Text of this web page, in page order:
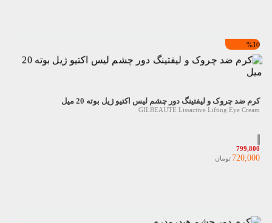
%10
کرم ضد چروک و لیفتینگ دور چشم لیس اکتیو ژیل بوته 20 میل
GILBEAUTE Lissactive Lifting Eye Cream
799,800
720,000 تومان